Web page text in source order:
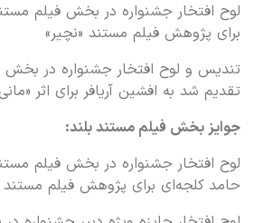
لوح افتخار جشنواره در بخش فیلم
برای پژوهش فیلم مستند «نچیر»
تندیس و لوح افتخار جشنواره در بخش
تقدیم شد به افشین آریافر برای اثر
جوایز بخش فیلم مستند بلند:
لوح افتخار جشنواره در بخش فیلم
حامد کلجه‌ای برای پژوهش فیلم مستند